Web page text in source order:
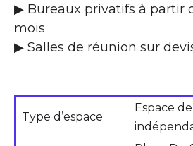
▶ Bureaux privatifs à partir
mois
▶ Salles de réunion sur
Type d’espace
Espace